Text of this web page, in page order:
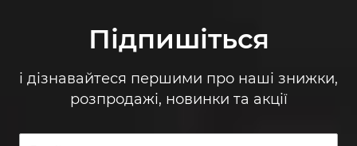
Підпишіться
і дізнавайтеся першими про наші знижки,
розпродажі, новинки та акції